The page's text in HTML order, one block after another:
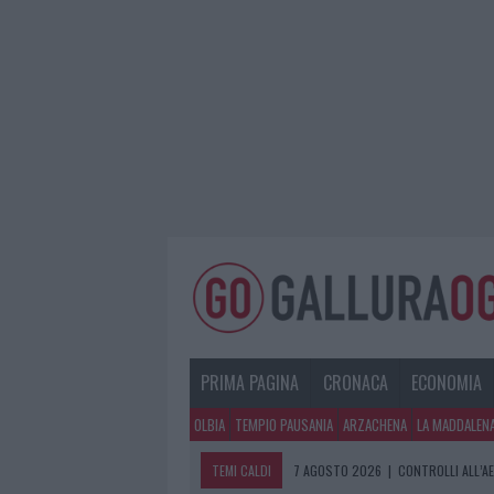
PRIMA PAGINA CRONACA ECONOMIA
OLBIA TEMPIO PAUSANIA ARZACHENA LA
TEMI CALDI 7 AGOSTO 2026 | CONTROLLI
7 AGOSTO 2026 | MIGLIORI